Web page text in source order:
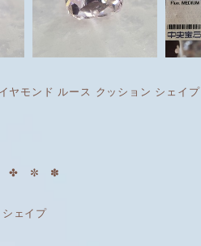
モンド ルース クッション シェイプ
✿ ✤ ✼ ✽
ェイプ